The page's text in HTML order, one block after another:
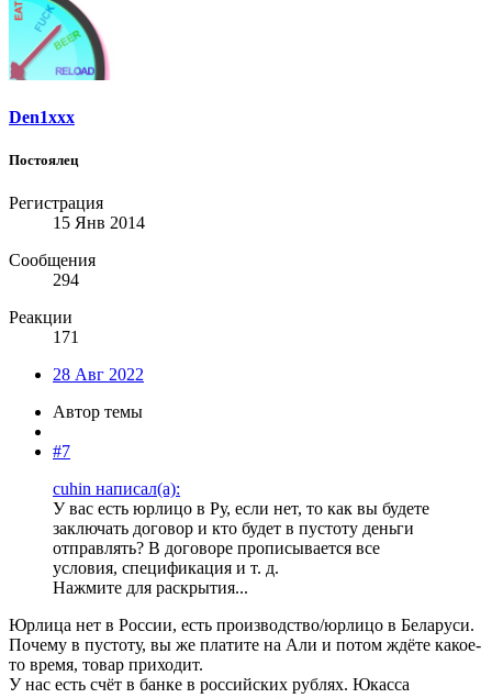
Den1xxx
Постоялец
Регистрация
15 Янв 2014
Сообщения
294
Реакции
171
28 Авг 2022
Автор темы
#7
cuhin написал(а):
У вас есть юрлицо в Ру, если нет, то как вы будете
заключать договор и кто будет в пустоту деньги
отправлять? В договоре прописывается все
условия, спецификация и т. д.
Нажмите для раскрытия...
Юрлица нет в России, есть производство/юрлицо в Беларуси.
Почему в пустоту, вы же платите на Али и потом ждёте какое-
то время, товар приходит.
У нас есть счёт в банке в российских рублях. Юкасса